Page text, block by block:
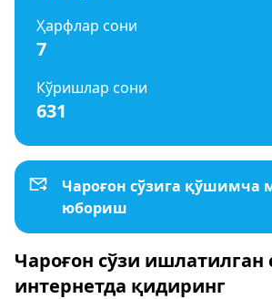
Ҳарфлар сони
7
Кўришлар сони
631
Чароғон сўзига қўшимча
юбориш
Чароғон сўзи ишлатилган
интернетда қидиринг